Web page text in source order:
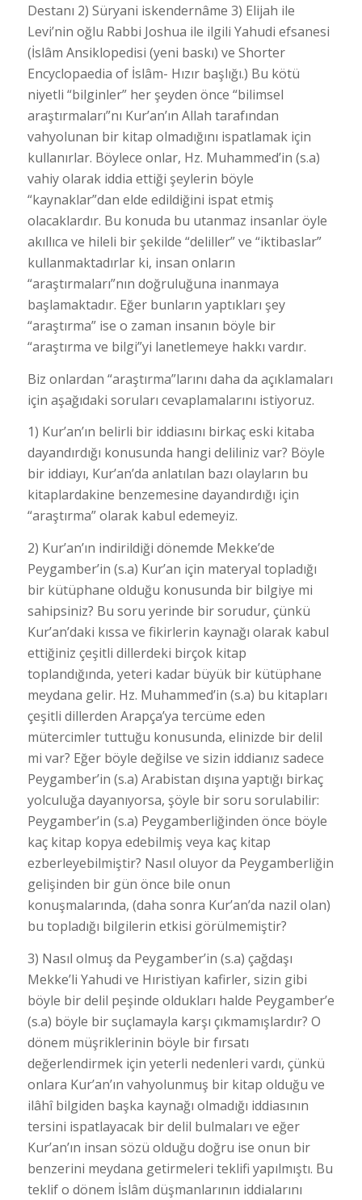
Destanı 2) Süryani iskendernâme 3) Elijah ile
Levi’nin oğlu Rabbi Joshua ile ilgili Yahudi efsanesi
(İslâm Ansiklopedisi (yeni baskı) ve Shorter
Encyclopaedia of İslâm- Hızır başlığı.) Bu kötü
niyetli “bilginler” her şeyden önce “bilimsel
araştırmaları”nı Kur’an’ın Allah tarafından
vahyolunan bir kitap olmadığını ispatlamak için
kullanırlar. Böylece onlar, Hz. Muhammed’in (s.a)
vahiy olarak iddia ettiği şeylerin böyle
“kaynaklar”dan elde edildiğini ispat etmiş
olacaklardır. Bu konuda bu utanmaz insanlar öyle
akıllıca ve hileli bir şekilde “deliller” ve “iktibaslar”
kullanmaktadırlar ki, insan onların
“araştırmaları”nın doğruluğuna inanmaya
başlamaktadır. Eğer bunların yaptıkları şey
“araştırma” ise o zaman insanın böyle bir
“araştırma ve bilgi”yi lanetlemeye hakkı vardır.
Biz onlardan “araştırma”larını daha da açıklamaları
için aşağıdaki soruları cevaplamalarını istiyoruz.
1) Kur’an’ın belirli bir iddiasını birkaç eski kitaba
dayandırdığı konusunda hangi deliliniz var? Böyle
bir iddiayı, Kur’an’da anlatılan bazı olayların bu
kitaplardakine benzemesine dayandırdığı için
“araştırma” olarak kabul edemeyiz.
2) Kur’an’ın indirildiği dönemde Mekke’de
Peygamber’in (s.a) Kur’an için materyal topladığı
bir kütüphane olduğu konusunda bir bilgiye mi
sahipsiniz? Bu soru yerinde bir sorudur, çünkü
Kur’an’daki kıssa ve fikirlerin kaynağı olarak kabul
ettiğiniz çeşitli dillerdeki birçok kitap
toplandığında, yeteri kadar büyük bir kütüphane
meydana gelir. Hz. Muhammed’in (s.a) bu kitapları
çeşitli dillerden Arapça’ya tercüme eden
mütercimler tuttuğu konusunda, elinizde bir delil
mi var? Eğer böyle değilse ve sizin iddianız sadece
Peygamber’in (s.a) Arabistan dışına yaptığı birkaç
yolculuğa dayanıyorsa, şöyle bir soru sorulabilir:
Peygamber’in (s.a) Peygamberliğinden önce böyle
kaç kitap kopya edebilmiş veya kaç kitap
ezberleyebilmiştir? Nasıl oluyor da Peygamberliğin
gelişinden bir gün önce bile onun
konuşmalarında, (daha sonra Kur’an’da nazil olan)
bu topladığı bilgilerin etkisi görülmemiştir?
3) Nasıl olmuş da Peygamber’in (s.a) çağdaşı
Mekke’li Yahudi ve Hıristiyan kafirler, sizin gibi
böyle bir delil peşinde oldukları halde Peygamber’e
(s.a) böyle bir suçlamayla karşı çıkmamışlardır? O
dönem müşriklerinin böyle bir fırsatı
değerlendirmek için yeterli nedenleri vardı, çünkü
onlara Kur’an’ın vahyolunmuş bir kitap olduğu ve
ilâhî bilgiden başka kaynağı olmadığı iddiasının
tersini ispatlayacak bir delil bulmaları ve eğer
Kur’an’ın insan sözü olduğu doğru ise onun bir
benzerini meydana getirmeleri teklifi yapılmıştı. Bu
teklif o dönem İslâm düşmanlarının iddialarını